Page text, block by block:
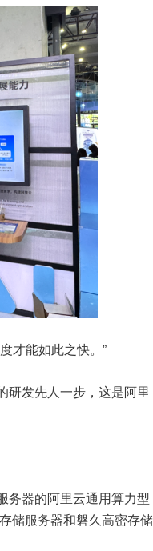
才能如此之快。”
研发先人一步，这是阿里
务器的阿里云通用算力型
储服务器和磐久高密存储